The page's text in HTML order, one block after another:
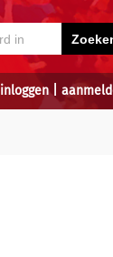
inloggen|